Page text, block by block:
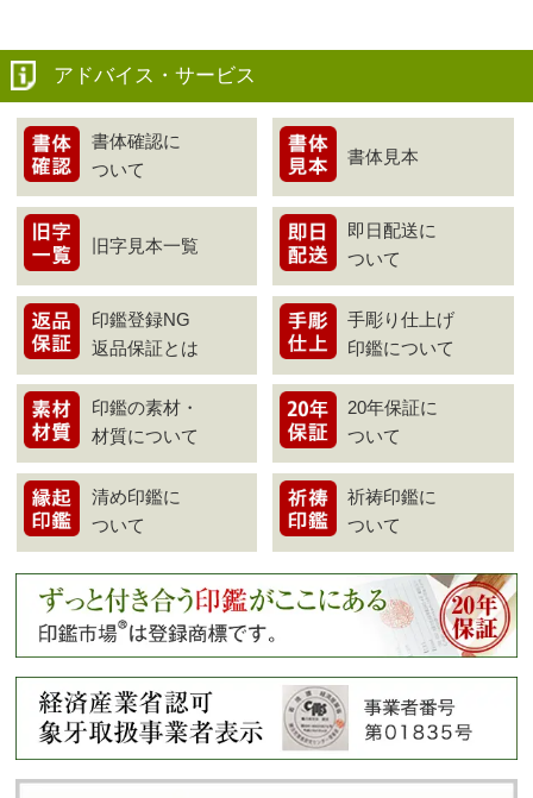
アドバイス・サービス
書体確認に
ついて
書体見本
旧字見本一覧
即日配送に
ついて
印鑑登録NG
返品保証とは
手彫り仕上げ
印鑑について
印鑑の素材・
材質について
20年保証に
ついて
清め印鑑に
ついて
祈祷印鑑に
ついて